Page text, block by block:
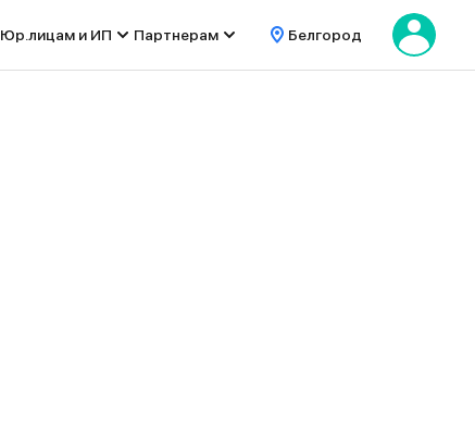
Юр.лицам и ИП Партнерам Белгород